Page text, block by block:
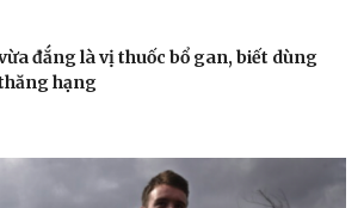
Nghệ sĩ
đắng là vị thuốc bổ gan, biết dùng
hạng